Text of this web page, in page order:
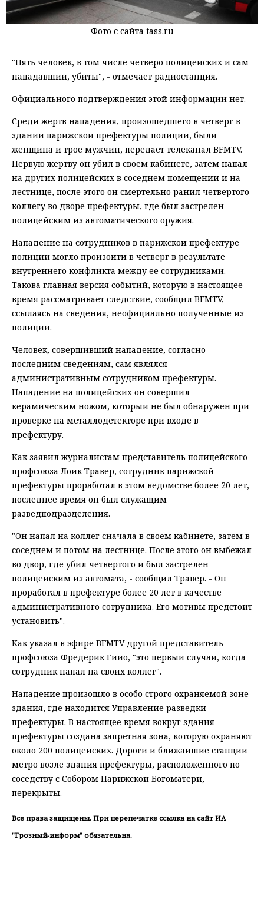
Фото с сайта tass.ru
"Пять человек, в том числе четверо полицейских и сам
нападавший, убиты", - отмечает радиостанция.
Официального подтверждения этой информации нет.
Среди жертв нападения, произошедшего в четверг в
здании парижской префектуры полиции, были
женщина и трое мужчин, передает телеканал BFMTV.
Первую жертву он убил в своем кабинете, затем напал
на других полицейских в соседнем помещении и на
лестнице, после этого он смертельно ранил четвертого
коллегу во дворе префектуры, где был застрелен
полицейским из автоматического оружия.
Нападение на сотрудников в парижской префектуре
полиции могло произойти в четверг в результате
внутреннего конфликта между ее сотрудниками.
Такова главная версия событий, которую в настоящее
время рассматривает следствие, сообщил BFMTV,
ссылаясь на сведения, неофициально полученные из
полиции.
Человек, совершивший нападение, согласно
последним сведениям, сам являлся
административным сотрудником префектуры.
Нападение на полицейских он совершил
керамическим ножом, который не был обнаружен при
проверке на металлодетекторе при входе в
префектуру.
Как заявил журналистам представитель полицейского
профсоюза Лоик Травер, сотрудник парижской
префектуры проработал в этом ведомстве более 20 лет,
последнее время он был служащим
разведподразделения.
"Он напал на коллег сначала в своем кабинете, затем в
соседнем и потом на лестнице. После этого он выбежал
во двор, где убил четвертого и был застрелен
полицейским из автомата, - сообщил Травер. - Он
проработал в префектуре более 20 лет в качестве
административного сотрудника. Его мотивы предстоит
установить".
Как указал в эфире BFMTV другой представитель
профсоюза Фредерик Гийо, "это первый случай, когда
сотрудник напал на своих коллег".
Нападение произошло в особо строго охраняемой зоне
здания, где находится Управление разведки
префектуры. В настоящее время вокруг здания
префектуры создана запретная зона, которую охраняют
около 200 полицейских. Дороги и ближайшие станции
метро возле здания префектуры, расположенного по
соседству с Собором Парижской Богоматери,
перекрыты.
Все права защищены. При перепечатке ссылка на сайт ИА
"Грозный-информ" обязательна.